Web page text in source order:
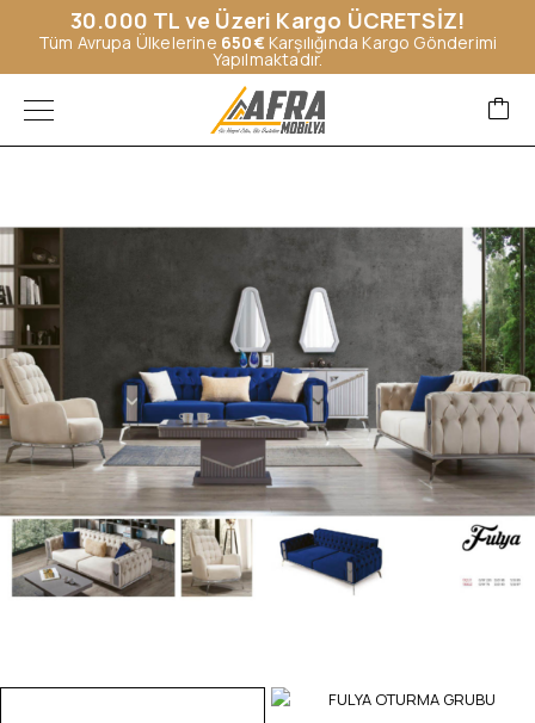
30.000 TL ve Üzeri Kargo ÜCRETSİZ!
Tüm Avrupa Ülkelerine 650€Karşılığında Kargo Gönderimi
Yapılmaktadır.